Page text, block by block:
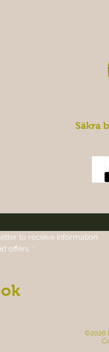
Säkra
to receive information
offers. *
©2026